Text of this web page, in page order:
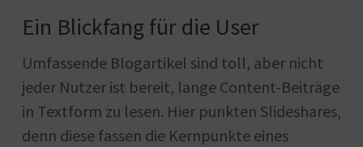
Ein Blickfang für die User
Umfassende Blogartikel sind toll, aber nicht
jeder Nutzer ist bereit, lange Content-Beiträge
in Textform zu lesen. Hier punkten Slideshares,
denn diese fassen die Kernpunkte eines